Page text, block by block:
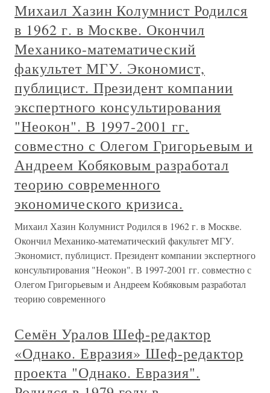
Михаил Хазин Колумнист Родился
в 1962 г. в Москве. Окончил
Механико-математический
факультет МГУ. Экономист,
публицист. Президент компании
экспертного консультирования
"Неокон". В 1997-2001 гг.
совместно с Олегом Григорьевым и
Андреем Кобяковым разработал
теорию современного
экономического кризиса.
Михаил Хазин Колумнист Родился в 1962 г. в Москве.
Окончил Механико-математический факультет МГУ.
Экономист, публицист. Президент компании экспертного
консультирования "Неокон". В 1997-2001 гг. совместно с
Олегом Григорьевым и Андреем Кобяковым разработал
теорию современного
Семён Уралов Шеф-редактор
«Однако. Евразия» Шеф-редактор
проекта "Однако. Евразия".